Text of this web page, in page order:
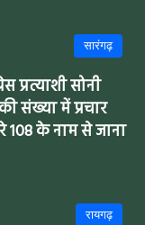
सारंगढ़
प्रत्याशी सोनी
संख्या में प्रचार
108 के नाम से जाना
रायगढ़